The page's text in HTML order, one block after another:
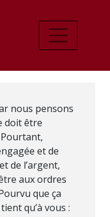
nous pensons
doit être
et de
de l’argent,
aux ordres
que ça
qu’à vous :